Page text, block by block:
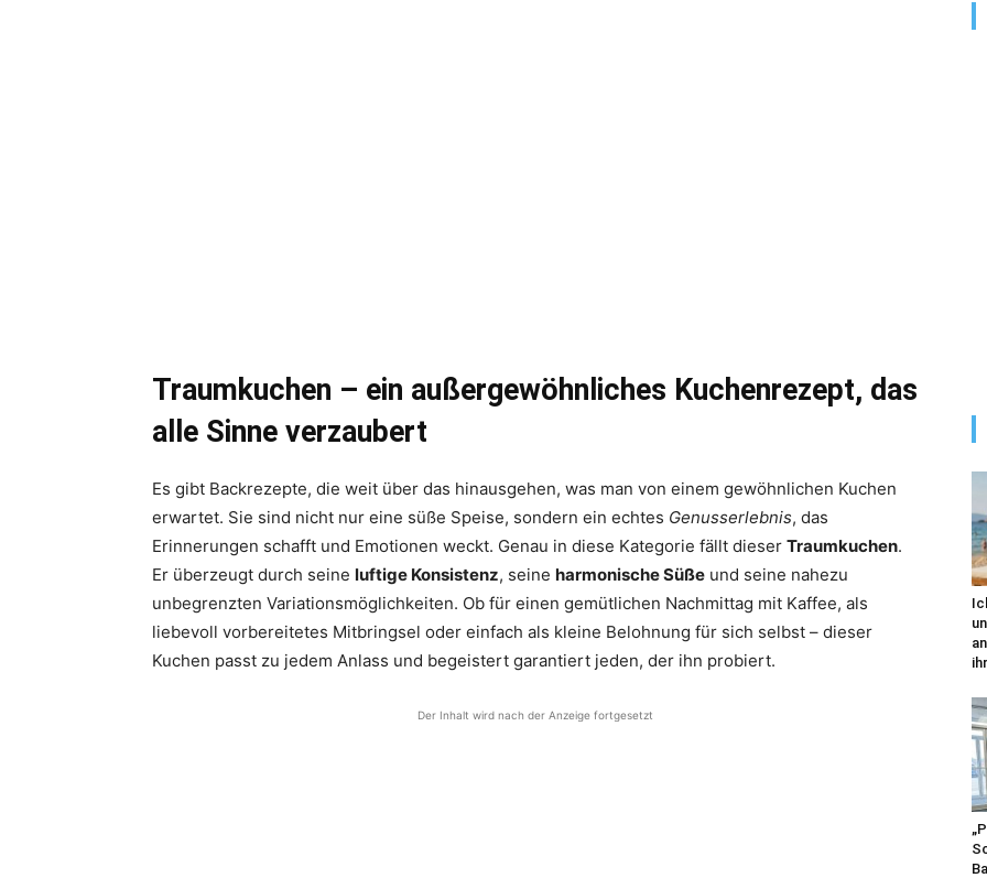
Traumkuchen – ein außergewöhnliches Kuchenrezept, das
alle Sinne verzaubert
Es gibt Backrezepte, die weit über das hinausgehen, was man von einem gewöhnlichen Kuchen
erwartet. Sie sind nicht nur eine süße Speise, sondern ein echtes Genusserlebnis, das
Erinnerungen schafft und Emotionen weckt. Genau in diese Kategorie fällt dieser Traumkuchen.
Er überzeugt durch seine luftige Konsistenz, seine harmonische Süße und seine nahezu
unbegrenzten Variationsmöglichkeiten. Ob für einen gemütlichen Nachmittag mit Kaffee, als
liebevoll vorbereitetes Mitbringsel oder einfach als kleine Belohnung für sich selbst – dieser
Kuchen passt zu jedem Anlass und begeistert garantiert jeden, der ihn probiert.
Der Inhalt wird nach der Anzeige fortgesetzt